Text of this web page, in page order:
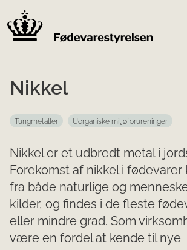
Nikkel
Tungmetaller Uorganiske miljøforureninger
Nikkel er et udbredt metal i
Forekomst af nikkel i fødevarer
fra både naturlige og
kilder, og findes i de fleste
eller mindre grad. Som
være en fordel at kende til nye